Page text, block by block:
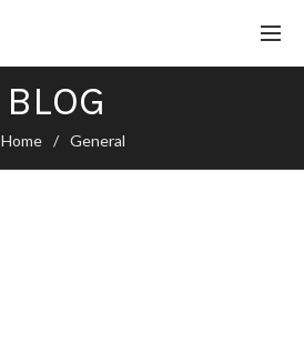
BLOG
Home General